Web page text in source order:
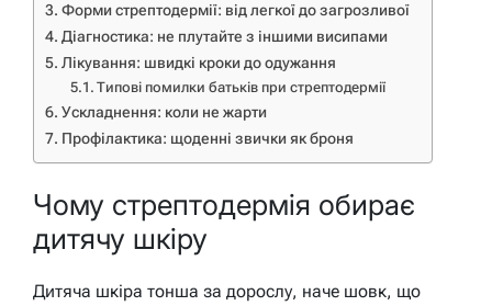
Форми стрептодермії: від легкої до загрозливої
Діагностика: не плутайте з іншими висипами
Лікування: швидкі кроки до одужання
Типові помилки батьків при стрептодермії
Ускладнення: коли не жарти
Профілактика: щоденні звички як броня
Чому стрептодермія обирає
дитячу шкіру
Дитяча шкіра тонша за дорослу, наче шовк, що